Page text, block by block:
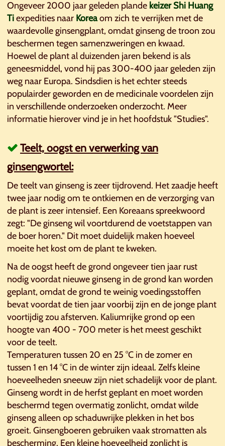
Ongeveer 2000 jaar geleden plande keizer Shi Huang
Tiexpedities naar Koreaom zich te verrijken met de
waardevolle ginsengplant, omdat ginseng de troon zou
beschermen tegen samenzweringen en kwaad.
Hoewel de plant al duizenden jaren bekend is als
geneesmiddel, vond hij pas 300-400 jaar geleden zijn
weg naar Europa. Sindsdien is het echter steeds
populairder geworden en de medicinale voordelen zijn
in verschillende onderzoeken onderzocht. Meer
informatie hierover vind je in het hoofdstuk "Studies".
Teelt, oogst en verwerking van
ginsengwortel:
De teelt van ginseng is zeer tijdrovend. Het zaadje heeft
twee jaar nodig om te ontkiemen en de verzorging van
de plant is zeer intensief. Een Koreaans spreekwoord
zegt: "De ginseng wil voortdurend de voetstappen van
de boer horen." Dit moet duidelijk maken hoeveel
moeite het kost om de plant te kweken.
Na de oogst heeft de grond ongeveer tien jaar rust
nodig voordat nieuwe ginseng in de grond kan worden
geplant, omdat de grond te weinig voedingsstoffen
bevat voordat de tien jaar voorbij zijn en de jonge plant
voortijdig zou afsterven. Kaliumrijke grond op een
hoogte van 400 - 700 meter is het meest geschikt
voor de teelt.
Temperaturen tussen 20 en 25 °C in de zomer en
tussen 1 en 14 °C in de winter zijn ideaal. Zelfs kleine
hoeveelheden sneeuw zijn niet schadelijk voor de plant.
Ginseng wordt in de herfst geplant en moet worden
beschermd tegen overmatig zonlicht, omdat wilde
ginseng alleen op schaduwrijke plekken in het bos
groeit. Ginsengboeren gebruiken vaak stromatten als
bescherming. Een kleine hoeveelheid zonlicht is